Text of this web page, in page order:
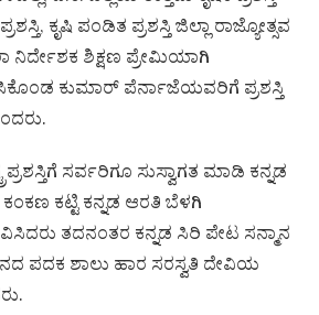
ಕೃಷಿ ಪಂಡಿತ ಪ್ರಶಸ್ತಿ ಜಿಲ್ಲಾ ರಾಜ್ಯೋತ್ಸವ
ನಿರ್ದೇಶಕ ಶಿಕ್ಷಣ ಪ್ರೇಮಿಯಾಗಿ
ಕುಮಾರ್ ಪೆರ್ನಾಜೆಯವರಿಗೆ ಪ್ರಶಸ್ತಿ
ಸರ್ವರಿಗೂ ಸುಸ್ವಾಗತ ಮಾಡಿ ಕನ್ನಡ
ಕಂಕಣ ಕಟ್ಟಿ ಕನ್ನಡ ಆರತಿ ಬೆಳಗಿ
ತದನಂತರ ಕನ್ನಡ ಸಿರಿ ಪೇಟ ಸನ್ಮಾನ
ಪದಕ ಶಾಲು ಹಾರ ಸರಸ್ವತಿ ದೇವಿಯ